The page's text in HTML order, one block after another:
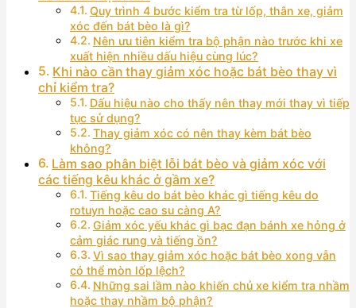
Quy trình 4 bước kiểm tra từ lốp, thân xe, giảm
xóc đến bát bèo là gì?
Nên ưu tiên kiểm tra bộ phận nào trước khi xe
xuất hiện nhiều dấu hiệu cùng lúc?
Khi nào cần thay giảm xóc hoặc bát bèo thay vì
chỉ kiểm tra?
Dấu hiệu nào cho thấy nên thay mới thay vì tiếp
tục sử dụng?
Thay giảm xóc có nên thay kèm bát bèo
không?
Làm sao phân biệt lỗi bát bèo và giảm xóc với
các tiếng kêu khác ở gầm xe?
Tiếng kêu do bát bèo khác gì tiếng kêu do
rotuyn hoặc cao su càng A?
Giảm xóc yếu khác gì bạc đạn bánh xe hỏng ở
cảm giác rung và tiếng ồn?
Vì sao thay giảm xóc hoặc bát bèo xong vẫn
có thể mòn lốp lệch?
Những sai lầm nào khiến chủ xe kiểm tra nhầm
hoặc thay nhầm bộ phận?